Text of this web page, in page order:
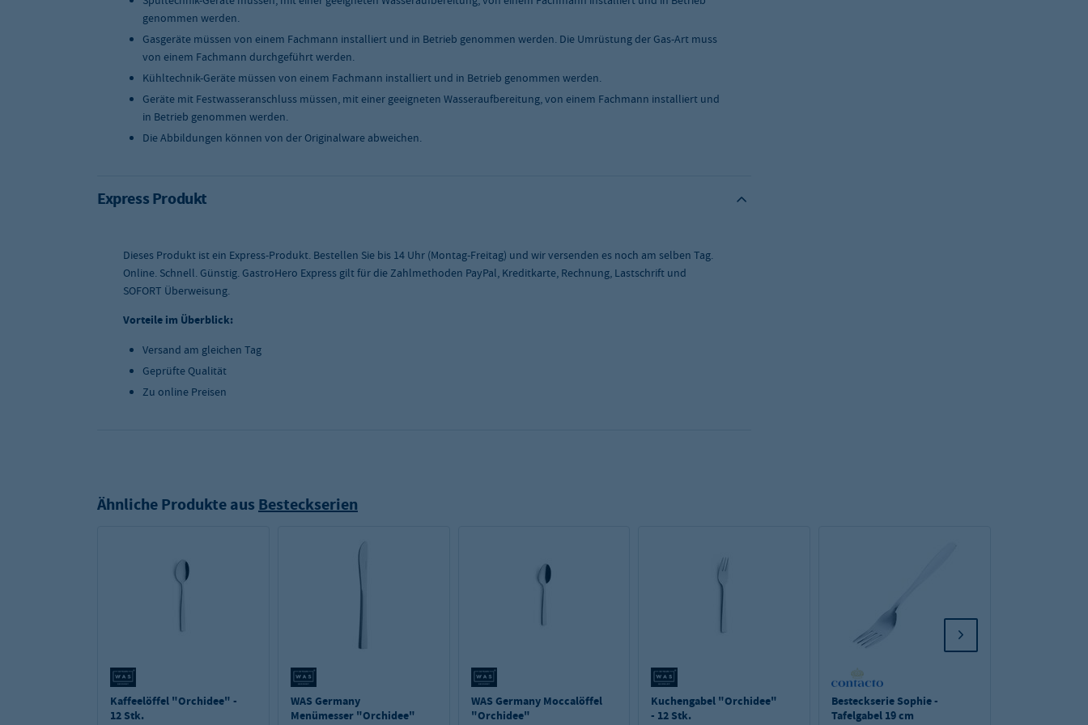
genommen werden.
Gasgeräte müssen von einem Fachmann installiert und in Betrieb genommen werden. Die Umrüstung der Gas-Art muss
von einem Fachmann durchgeführt werden.
Kühltechnik-Geräte müssen von einem Fachmann installiert und in Betrieb genommen werden.
Geräte mit Festwasseranschluss müssen, mit einer geeigneten Wasseraufbereitung, von einem Fachmann installiert und
in Betrieb genommen werden.
Die Abbildungen können von der Originalware abweichen.
Express Produkt
Dieses Produkt ist ein Express-Produkt. Bestellen Sie bis 14 Uhr (Montag-Freitag) und wir versenden es noch am selben Tag.
Online. Schnell. Günstig. GastroHero Express gilt für die Zahlmethoden PayPal, Kreditkarte, Rechnung, Lastschrift und
SOFORT Überweisung.
Vorteile im Überblick:
Versand am gleichen Tag
Geprüfte Qualität
Zu online Preisen
Ähnliche Produkte aus Besteckserien
Kaffeelöffel "Orchidee" -
12 Stk.
WAS Germany
Menümesser "Orchidee"
WAS Germany Moccalöffel
"Orchidee"
Kuchengabel "Orchidee"
- 12 Stk.
Besteckserie Sophie -
Tafelgabel 19 cm